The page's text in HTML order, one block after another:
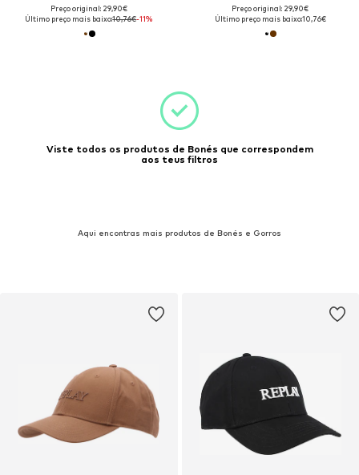
Preço original: 29,90€
Último preço mais baixo:10,76€-11%
Preço original: 29,90€
Último preço mais baixo:10,76€
Viste todos os produtos de Bonés que correspondem
aos teus filtros
Aqui encontras mais produtos de Bonés e Gorros